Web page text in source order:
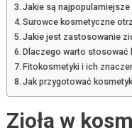
Jakie są najpopularniejsze
Surowce kosmetyczne
Jakie jest zastosowanie
Dlaczego warto stosować
Fitokosmetyki i ich
Jak przygotować
Zioła w